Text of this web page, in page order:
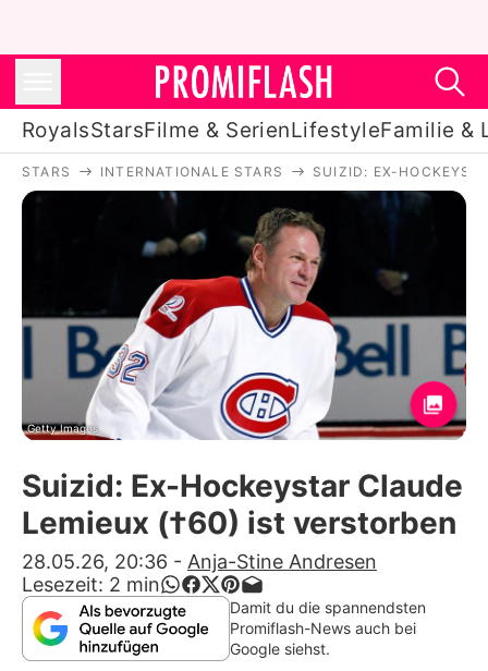
RoyalsStarsFilme & SerienLifestyleFamilie &
Royals
Stars
Filme & Serien
Lifestyle
Familie & Liebe
Promiflash Exklusiv
Alle Themen auf Promiflash
App runterladen
Team
STARS INTERNATIONALE STARS SUIZID: EX-
Getty Images
Suizid: Ex-Hockeystar Claude
Lemieux (†60) ist verstorben
28.05.26, 20:36 - Anja-Stine Andresen
Lesezeit: 2 min
Damit du die spannendsten
Promiflash-News auch bei
Google siehst.